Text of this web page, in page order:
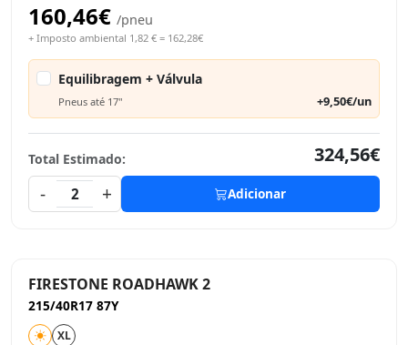
160,46€ /pneu
+ Imposto ambiental 1,82 € = 162,28€
Equilibragem + Válvula
Pneus até 17" +9,50€/un
Total Estimado:
324,56€
-
2 + Adicionar
FIRESTONE ROADHAWK 2
215/40R17 87Y
XL